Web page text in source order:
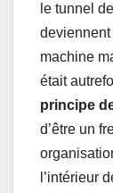
le tunnel
deviennent
machine
était
principe
d’être un
l’intérieur